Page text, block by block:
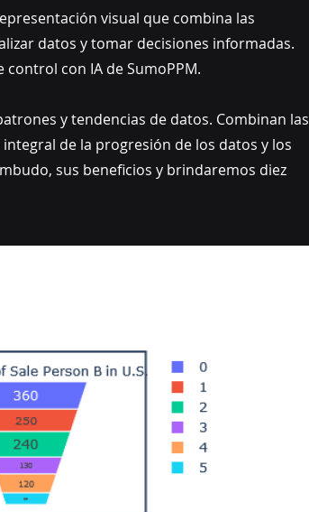
visual que combina las
datos y tomar decisiones informadas.
con IA de SumoPPM.
y tendencias de datos. Combinan las
de la progresión de los datos y los
sus beneficios y brindaremos diez